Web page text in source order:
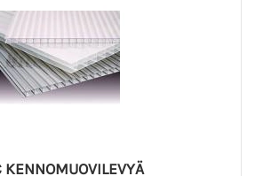
KENNOMUOVILEVYÄ